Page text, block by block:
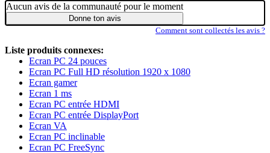
Aucun avis de la communauté pour le moment
Donne ton avis
Comment sont collectés les avis ?
Liste produits connexes:
Ecran PC 24 pouces
Ecran PC Full HD résolution 1920 x 1080
Ecran gamer
Ecran 1 ms
Ecran PC entrée HDMI
Ecran PC entrée DisplayPort
Ecran VA
Ecran PC inclinable
Ecran PC FreeSync